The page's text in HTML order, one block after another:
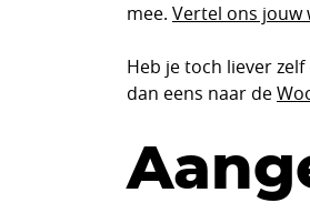
mee. Vertel ons jouw
Heb je toch liever
dan eens naar de